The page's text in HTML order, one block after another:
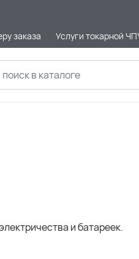
заказа Услуги токарной
и батареек.